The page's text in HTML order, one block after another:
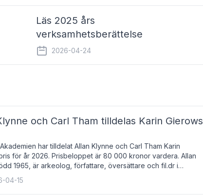
Läs 2025 års
verksamhetsberättelse
2026-04-24
och Carl Tham tilldelas Karin Gierows
har tilldelat Allan Klynne och Carl Tham Karin
för år 2026. Prisbeloppet är 80 000 kronor vardera. Allan
1965, är arkeolog, författare, översättare och fil.dr i
och samhällsliv. Ut
04-15